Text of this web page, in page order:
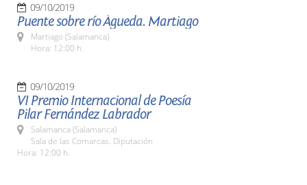
09/10/2019
Puente sobre río Águeda. Martiago
Martiago (Salamanca)
Hora: 12:00 h.
09/10/2019
VI Premio Internacional de Poesía
Pilar Fernández Labrador
Salamanca (Salamanca)
Sala de las Comarcas. Diputación
Hora: 12:00 h.